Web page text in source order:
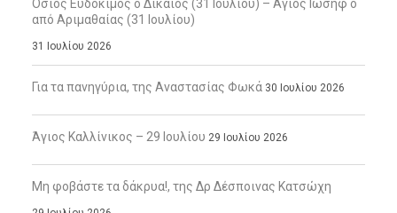
Όσιος Ευδόκιμος ο Δίκαιος (31 Ιουλίου) – Άγιος Ιωσήφ ο
από Αριμαθαίας (31 Ιουλίου)
31 Ιουλίου 2026
Για τα πανηγύρια, της Αναστασίας Φωκά 30 Ιουλίου 2026
Άγιος Καλλίνικος – 29 Ιουλίου 29 Ιουλίου 2026
Μη φοβάστε τα δάκρυα!, της Δρ Δέσποινας Κατσώχη